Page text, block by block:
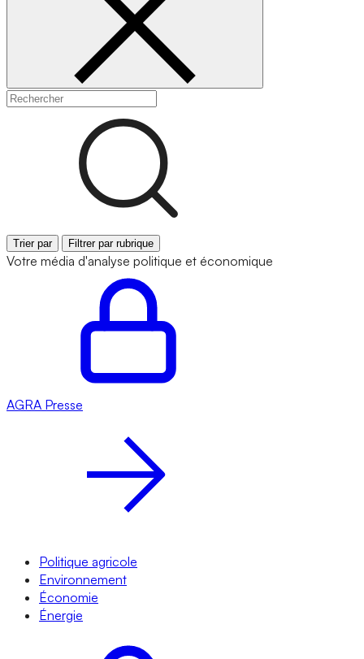
Trier par Filtrer par rubrique
Votre média d'analyse politique et économique
AGRA Presse
Politique agricole
Environnement
Économie
Énergie